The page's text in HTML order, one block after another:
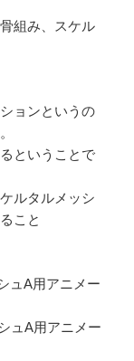
組み、スケル
ョンというの
ということで
ルタルメッシ
こと
ュA用アニメー
ュA用アニメー